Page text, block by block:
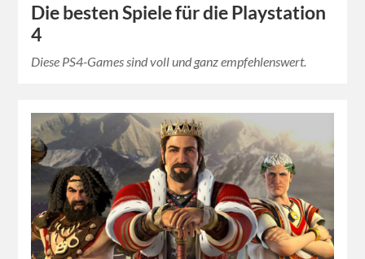
Die besten Spiele für die Playstation
4
Diese PS4-Games sind voll und ganz empfehlenswert.